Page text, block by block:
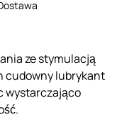
ze stymulacją
cudowny lubrykant
wystarczająco